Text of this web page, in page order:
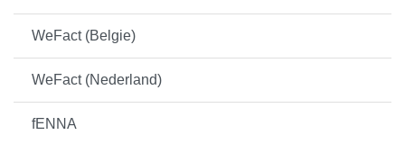
WeFact (Belgie)
WeFact (Nederland)
fENNA